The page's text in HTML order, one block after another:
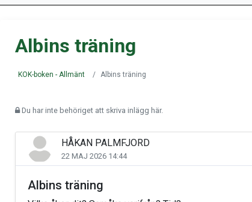
Albins träning
KOK-boken - Allmänt Albins träning
Du har inte behöriget att skriva inlägg här.
HÅKAN PALMFJORD
22 MAJ 2026 14:44
Albins träning